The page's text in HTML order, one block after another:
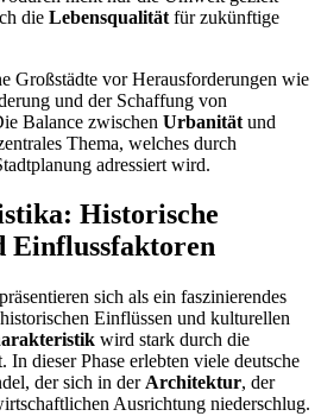
die Lebensqualität für zukünftige
Großstädte vor Herausforderungen wie
und der Schaffung von
Balance zwischen Urbanität und
Thema, welches durch
adressiert wird.
Historische
Einflussfaktoren
sich als ein faszinierendes
Einflüssen und kulturellen
wird stark durch die
In dieser Phase erlebten viele deutsche
der sich in der Architektur, der
Ausrichtung niederschlug.